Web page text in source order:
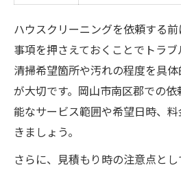
ハウスクリーニングを依頼する
事項を押さえておくことでトラブ
清掃希望箇所や汚れの程度を具
が大切です。岡山市南区郡での
能なサービス範囲や希望日時、
きましょう。
さらに、見積もり時の注意点とし